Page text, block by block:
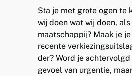
Sta je met grote ogen te
wij doen wat wij doen, als
maatschappij? Maak je
recente
der? Word je achtervolgd
gevoel van urgentie,